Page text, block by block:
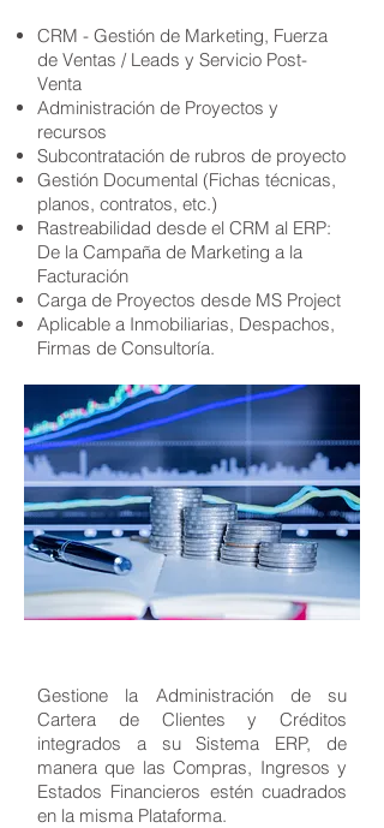
CRM - Gestión de Marketing, Fuerza
de Ventas / Leads y Servicio Post-
Venta
Administración de Proyectos y
recursos
Subcontratación de rubros de proyecto
Gestión Documental (Fichas técnicas,
planos, contratos, etc.)
Rastreabilidad desde el CRM al ERP:
De la Campaña de Marketing a la
Facturación
Carga de Proyectos desde MS Project
Aplicable a Inmobiliarias, Despachos,
Firmas de Consultoría.
Gestione la Administración de su
Cartera de Clientes y Créditos
integrados a su Sistema ERP, de
manera que las Compras, Ingresos y
Estados Financieros estén cuadrados
en la misma Plataforma.